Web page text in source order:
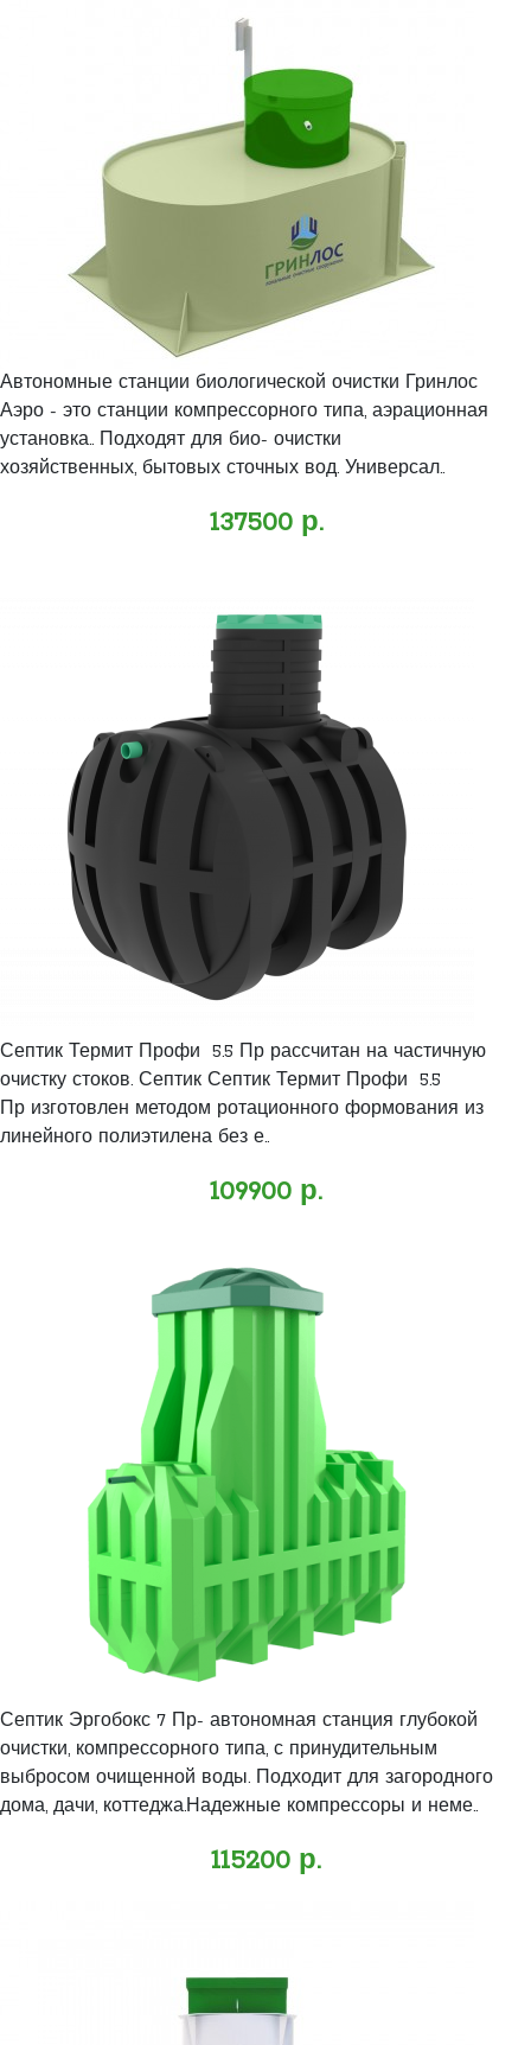
Автономные станции биологической очистки Гринлос
Аэро - это станции компрессорного типа, аэрационная
установка.. Подходят для био- очистки
хозяйственных, бытовых сточных вод. Универсал..
137500 р.
Септик Термит Профи 5.5 Пр рассчитан на частичную
очистку стоков. Септик Септик Термит Профи 5.5
Пр изготовлен методом ротационного формования из
линейного полиэтилена без е..
109900 р.
Септик Эргобокс 7 Пр- автономная станция глубокой
очистки, компрессорного типа, с принудительным
выбросом очищенной воды. Подходит для загородного
дома, дачи, коттеджа.Надежные компрессоры и неме..
115200 р.